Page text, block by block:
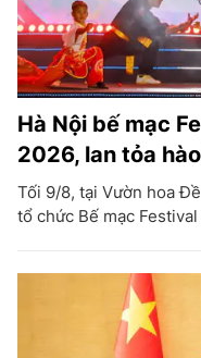
Hà Nội bế mạc
2026, lan tỏa
Tối 9/8, tại Vườn hoa
tổ chức Bế mạc